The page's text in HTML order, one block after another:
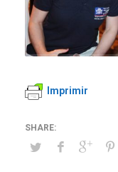
Imprimir